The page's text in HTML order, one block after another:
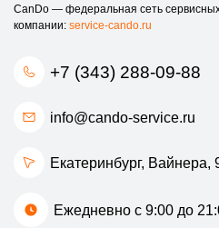
CanDo — федеральная сеть
компании: service-cando.ru
+7 (343) 288-09-88
info@cando-service.ru
Екатеринбург, ​Вайнера,
Ежедневно с 9:00 до